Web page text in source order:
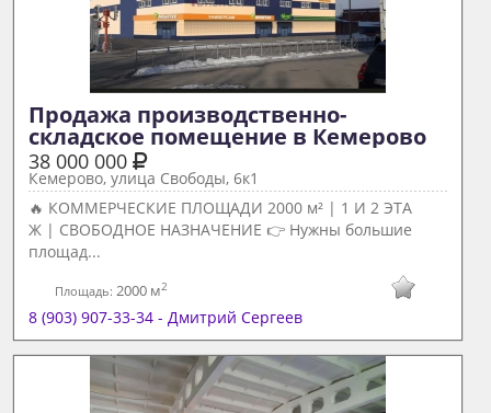
Продажа производственно-
складское помещение в Кемерово
38 000 000
Кемерово, улица Свободы, 6к1
🔥 КОММЕРЧЕСКИЕ ПЛОЩАДИ 2000 м² | 1 И 2 ЭТА
Ж | СВОБОДНОЕ НАЗНАЧЕНИЕ 👉 Нужны большие
площад...
Площадь: 2000 м2
8 (903) 907-33-34 - Дмитрий Сергеев